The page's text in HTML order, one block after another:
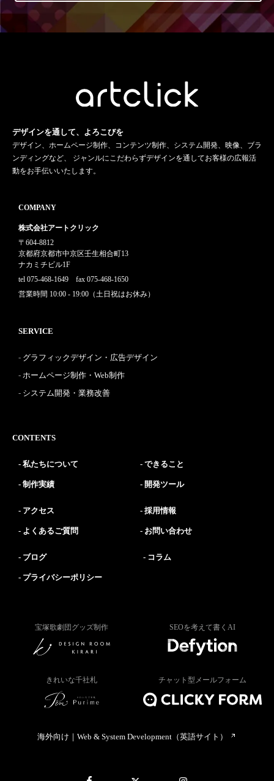
デザインを通して、よろこびを
デザイン、ホームページ制作、コンテンツ制作、システム開発、映像、ブラ
ンディングなど、 ジャンルにこだわらずデザインを通してお客様の広報活
動をお手伝いいたします。
COMPANY
株式会社アートクリック
〒604-8812
京都府京都市中京区壬生相合町13
ナカミチビル1F
tel 075-468-1649 fax 075-468-1650
営業時間 10:00 - 19:00（土日祝はお休み）
SERVICE
グラフィックデザイン・広告デザイン
ホームページ制作・Web制作
システム開発・業務改善
CONTENTS
私たちについて できること
制作実績 開発ツール
アクセス 採用情報
よくあるご質問 お問い合わせ
ブログ コラム
プライバシーポリシー
宝塚歌劇団グッズ制作 SEOを考えて書くAI
きれいな千社札 チャット型メールフォーム
海外向け｜Web & System Development（英語サイト）